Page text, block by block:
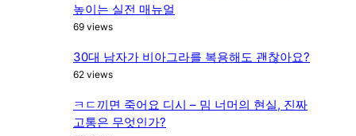
높이는 실전 매뉴얼
69 views
30대 남자가 비아그라를 복용해도 괜찮아요?
62 views
ㅋㄷ끼면 죽어요 디시 – 밈 너머의 현실, 진짜
고통은 무엇인가?